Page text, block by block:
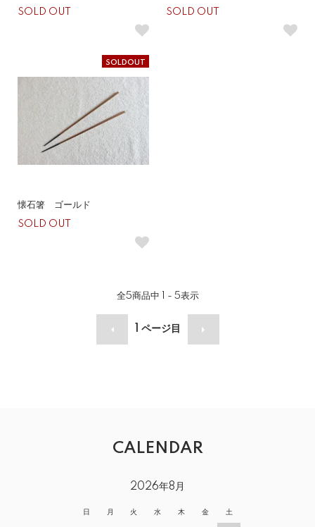
SOLD OUT
SOLD OUT
SOLDOUT
懐石箸 ゴールド
SOLD OUT
全5商品中 1 - 5表示
ページ目
CALENDAR
2026年8月
日 月 火 水 木 金 土